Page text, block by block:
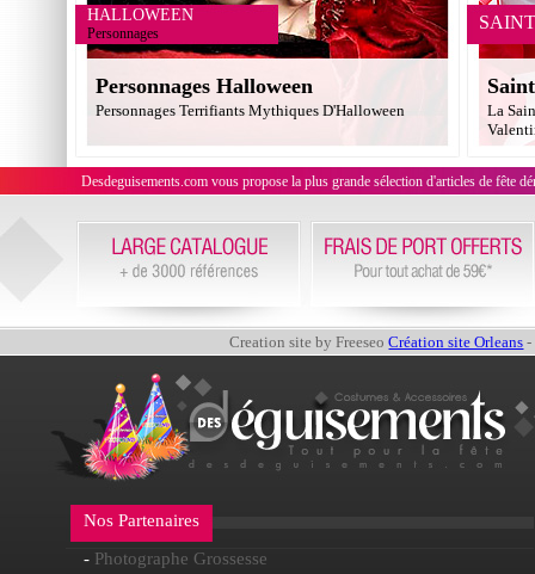
HALLOWEEN
Personnages
Personnages Halloween
Personnages Terrifiants Mythiques D'Halloween
La
Desdeguisements.com vous propose la plus grande sélection d'articles de fête
Creation site by FreeseoCréation site Orleans -
Nos Partenaires
- Photographe Grossesse